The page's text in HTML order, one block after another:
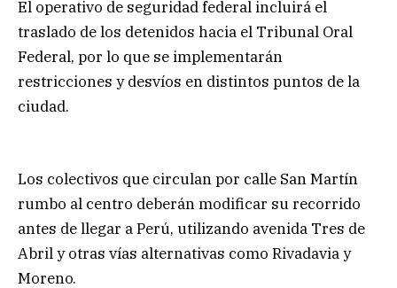
El operativo de seguridad federal incluirá el
traslado de los detenidos hacia el Tribunal Oral
Federal, por lo que se implementarán
restricciones y desvíos en distintos puntos de la
ciudad.
Los colectivos que circulan por calle San Martín
rumbo al centro deberán modificar su recorrido
antes de llegar a Perú, utilizando avenida Tres de
Abril y otras vías alternativas como Rivadavia y
Moreno.